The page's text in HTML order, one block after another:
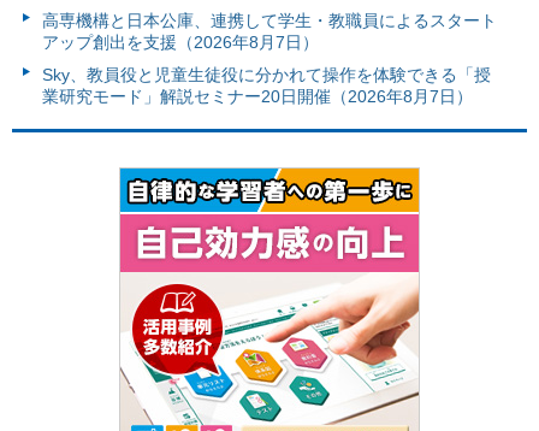
高専機構と日本公庫、連携して学生・教職員によるスタート
アップ創出を支援（2026年8月7日）
Sky、教員役と児童生徒役に分かれて操作を体験できる「授
業研究モード」解説セミナー20日開催（2026年8月7日）